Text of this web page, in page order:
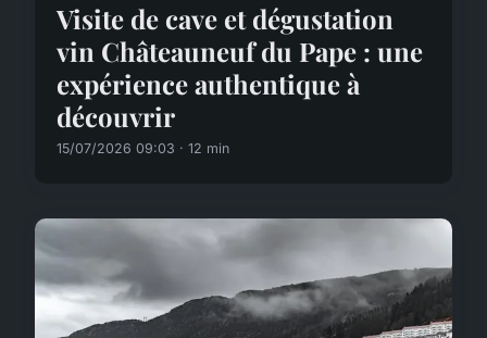
Visite de cave et dégustation
vin Châteauneuf du Pape : une
expérience authentique à
découvrir
15/07/2026 09:03 · 12 min